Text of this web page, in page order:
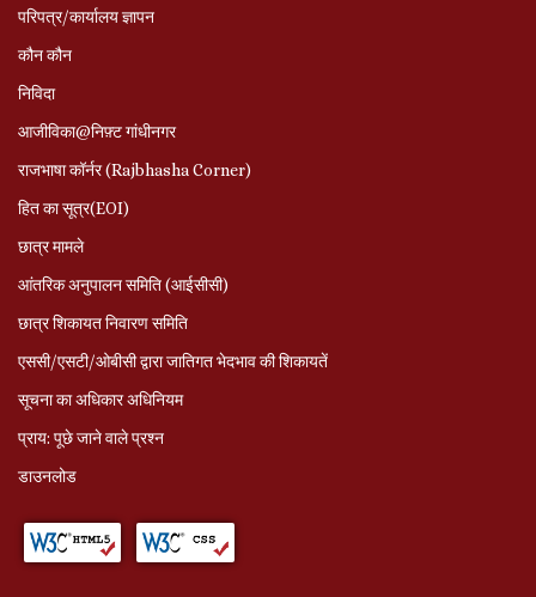
परिपत्र/कार्यालय ज्ञापन
कौन कौन
निविदा
आजीविका@निफ़्ट गांधीनगर
राजभाषा कॉर्नर (Rajbhasha Corner)
हित का सूत्र(EOI)
छात्र मामले
आंतरिक अनुपालन समिति (आईसीसी)
छात्र शिकायत निवारण समिति
एससी/एसटी/ओबीसी द्वारा जातिगत भेदभाव की शिकायतें
सूचना का अधिकार अधिनियम
प्राय: पूछे जाने वाले प्रश्‍न
डाउनलोड